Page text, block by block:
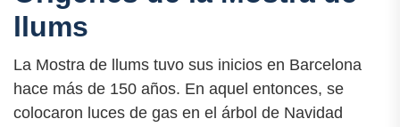
llums
La Mostra de llums tuvo sus inicios en Barcelona
hace más de 150 años. En aquel entonces, se
colocaron luces de gas en el árbol de Navidad